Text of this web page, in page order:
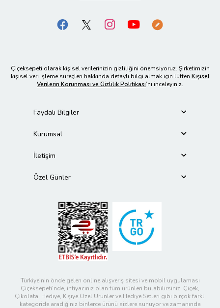
Çiçeksepeti olarak kişisel verilerinizin gizliliğini önemsiyoruz. Şirketimizin
kişisel veri işleme süreçleri hakkında detaylı bilgi almak için lütfen Kişisel
Verilerin Korunması ve Gizlilik Politikası’nı inceleyiniz.
Faydalı Bilgiler
Kurumsal
İletişim
Özel Günler
Türkiye’nin önde gelen online alışveriş sitesi ve mobil uygulaması
Çiçeksepeti’nde, ihtiyacınız olan tüm ürünleri bulabilirsiniz. Çiçek,
Çikolata, Hediye, Kişiye Özel Ürünler ve Hediye Setleri gibi birçok farklı
kategoride aradığınız binlerce ürünü sizlere sunuyor ve zamanında